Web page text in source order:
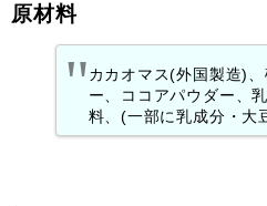
原材料
カカオマス(外国製造)
ー、ココアパウダー、
料、(一部に乳成分・大